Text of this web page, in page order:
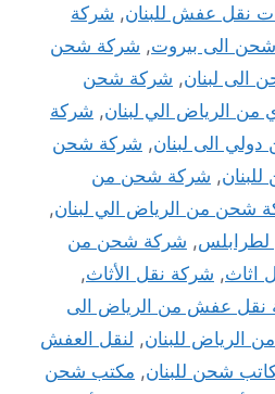
نقل عفش للبنان, شركة
الى بيروت, شركة شحن
الى لبنان, شركة شحن
الرياض الي لبنان, شركة
الى لبنان, شركة شحن
, شركة شحن من
شحن من الرياض الي لبنان,
, شركة شحن من
اثاث, شركة نقل الأثاث,
نقل عفش من الرياض الى
للبنان, لنقل العفش
شحن للبنان, مكتب شحن